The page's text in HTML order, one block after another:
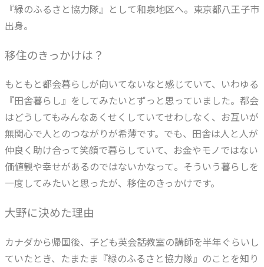
『緑のふるさと協力隊』として和泉地区へ。東京都八王子市
出身。
移住のきっかけは？
もともと都会暮らしが向いてないなと感じていて、いわゆる
『田舎暮らし』をしてみたいとずっと思っていました。都会
はどうしてもみんなあくせくしていてせわしなく、お互いが
無関心で人とのつながりが希薄です。でも、田舎は人と人が
仲良く助け合って笑顔で暮らしていて、お金やモノではない
価値観や幸せがあるのではないかなって。そういう暮らしを
一度してみたいと思ったが、移住のきっかけです。
大野に決めた理由
カナダから帰国後、子ども英会話教室の講師を半年ぐらいし
ていたとき、たまたま『緑のふるさと協力隊』のことを知り